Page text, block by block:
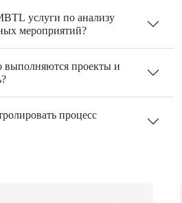
услуги по анализу
мероприятий?
выполняются проекты и
процесс